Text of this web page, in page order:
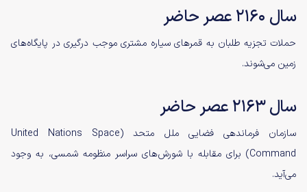
سال ۲۱۶۰ عصر حاضر
حملات تجزیه طلبان به قمرهای سیاره مشتری موجب درگیری در پایگاه‌های
زمین می‌شوند.
سال ۲۱۶۳ عصر حاضر
سازمان فرماندهی فضایی ملل متحد (United Nations Space
Command) برای مقابله با شورش‌های سراسر منظومه شمسی، به وجود
می‌آید.